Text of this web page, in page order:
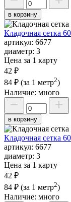
в корзину
Кладочная сетка
артикул: 6677
диаметр: 3
Цена за 1 карту
42 ₽
84 ₽ (за 1 метр2)
Наличие: много
в корзину
Кладочная сетка
артикул: 6677
диаметр: 3
Цена за 1 карту
42 ₽
84 ₽ (за 1 метр2)
Наличие: много